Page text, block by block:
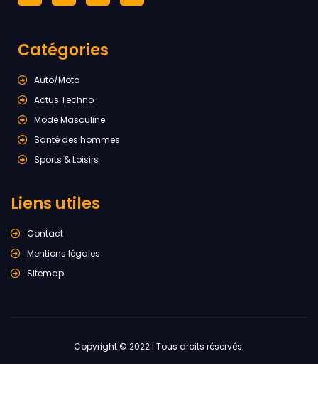
Catégories
Auto/Moto
Actus Techno
Mode Masculine
Santé des hommes
Sports & Loisirs
Liens utiles
Contact
Mentions légales
Sitemap
Copyright © 2022 | Tous droits réservés.